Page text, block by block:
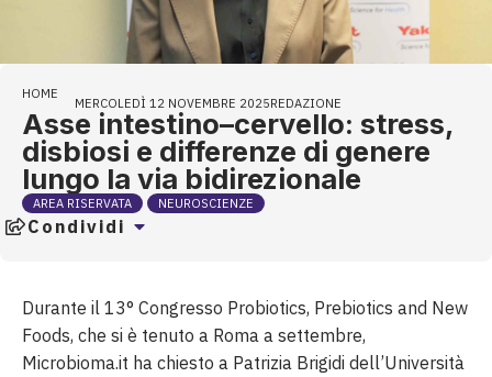
HOME
MERCOLEDÌ 12 NOVEMBRE 2025REDAZIONE
Asse intestino–cervello: stress,
disbiosi e differenze di genere
lungo la via bidirezionale
AREA RISERVATA NEUROSCIENZE
Condividi
Durante il 13° Congresso Probiotics, Prebiotics and New
Foods, che si è tenuto a Roma a settembre,
Microbioma.it ha chiesto a Patrizia Brigidi dell’Università